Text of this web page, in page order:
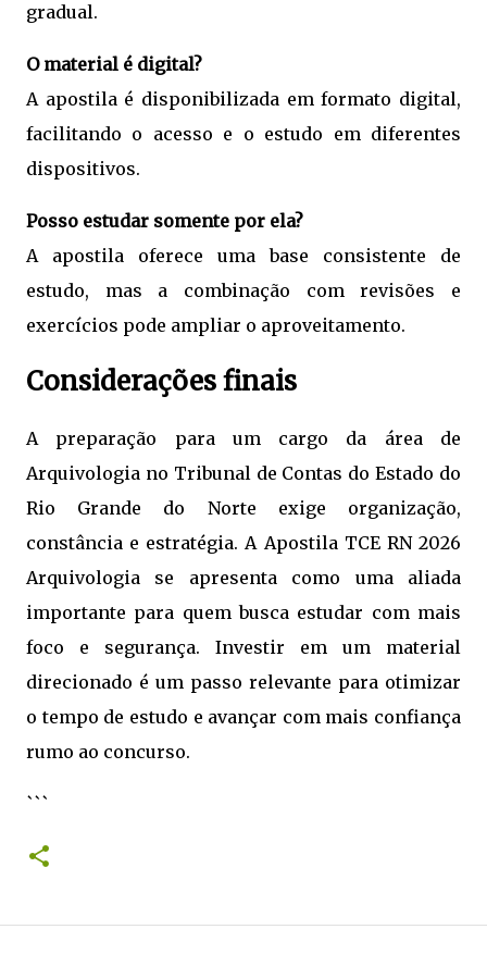
gradual.
O material é digital?
A apostila é disponibilizada em formato digital,
facilitando o acesso e o estudo em diferentes
dispositivos.
Posso estudar somente por ela?
A apostila oferece uma base consistente de
estudo, mas a combinação com revisões e
exercícios pode ampliar o aproveitamento.
Considerações finais
A preparação para um cargo da área de
Arquivologia no Tribunal de Contas do Estado do
Rio Grande do Norte exige organização,
constância e estratégia. A Apostila TCE RN 2026
Arquivologia se apresenta como uma aliada
importante para quem busca estudar com mais
foco e segurança. Investir em um material
direcionado é um passo relevante para otimizar
o tempo de estudo e avançar com mais confiança
rumo ao concurso.
```